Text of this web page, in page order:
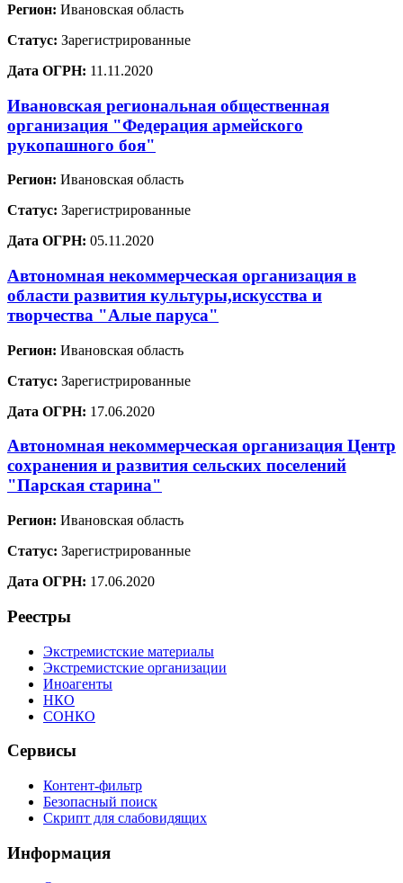
Регион: Ивановская область
Статус: Зарегистрированные
Дата ОГРН: 11.11.2020
Ивановская региональная общественная
организация "Федерация армейского
рукопашного боя"
Регион: Ивановская область
Статус: Зарегистрированные
Дата ОГРН: 05.11.2020
Автономная некоммерческая организация в
области развития культуры,искусства и
творчества "Алые паруса"
Регион: Ивановская область
Статус: Зарегистрированные
Дата ОГРН: 17.06.2020
Автономная некоммерческая организация Центр
сохранения и развития сельских поселений
"Парская старина"
Регион: Ивановская область
Статус: Зарегистрированные
Дата ОГРН: 17.06.2020
Реестры
Экстремистские материалы
Экстремистские организации
Иноагенты
НКО
СОНКО
Сервисы
Контент-фильтр
Безопасный поиск
Скрипт для слабовидящих
Информация